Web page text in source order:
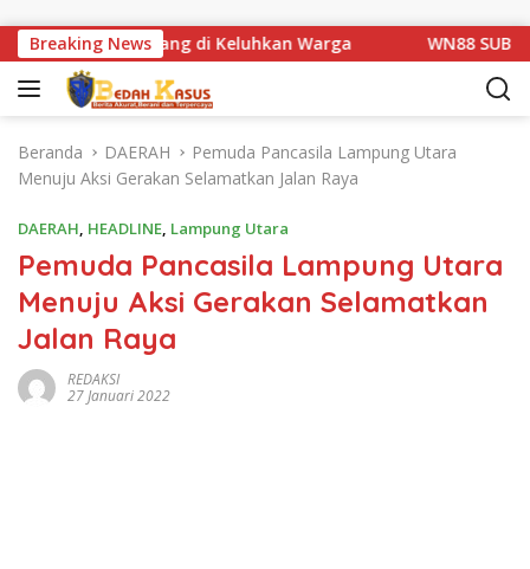
Breaking News
1 Basarang di Keluhkan Warga WN88 SUB UNIT
Beranda DAERAH
Pemuda Pancasila Lampung Utara
Menuju Aksi Gerakan Selamatkan Jalan Raya
DAERAH, HEADLINE, Lampung Utara
Pemuda Pancasila Lampung Utara
Menuju Aksi Gerakan Selamatkan
Jalan Raya
REDAKSI
27 Januari 2022